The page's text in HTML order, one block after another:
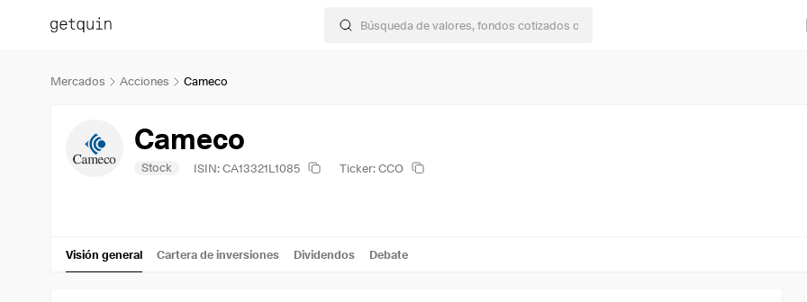
Mercados Acciones Cameco
Cameco
Stock ISIN: CA13321L1085 Ticker: CCO
Visión general Cartera de inversiones Dividendos Debate